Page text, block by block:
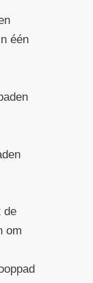
één
de
om